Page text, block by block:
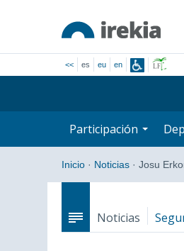
<< es eu en
Participación
Inicio · Noticias · Josu
Noticias